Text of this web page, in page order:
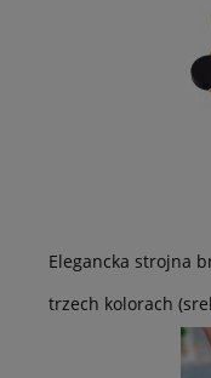
Elegancka strojna
trzech kolorach